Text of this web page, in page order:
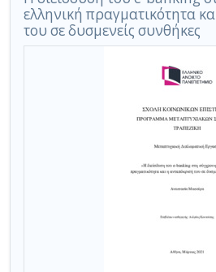
σύνολο
σελίδων
ελληνική πραγματικότητα
του σε δυσμενείς συνθήκες